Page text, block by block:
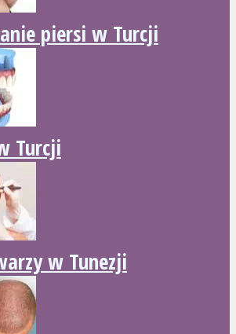
piersi w Turcji
Turcji
w Tunezji